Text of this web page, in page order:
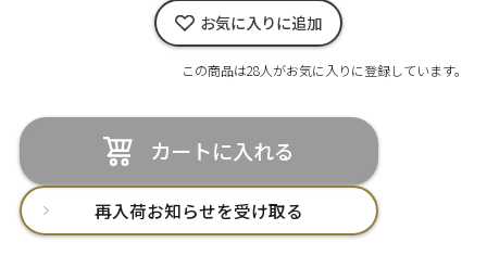
お気に入りに追加
この商品は28人がお気に入りに登録しています。
カートに入れる
再入荷お知らせを受け取る